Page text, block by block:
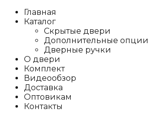
Главная
Каталог
Скрытые двери
Дополнительные опции
Дверные ручки
О двери
Комплект
Видеообзор
Доставка
Оптовикам
Контакты